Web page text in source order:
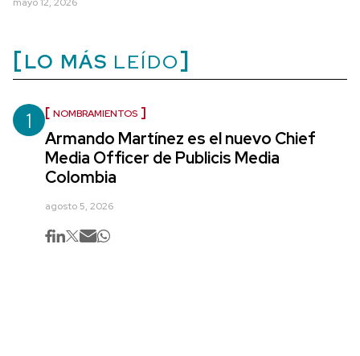
mayo 12, 2026
LO MÁS LEÍDO
1 NOMBRAMIENTOS
Armando Martínez es el nuevo Chief
Media Officer de Publicis Media
Colombia
agosto 5, 2026